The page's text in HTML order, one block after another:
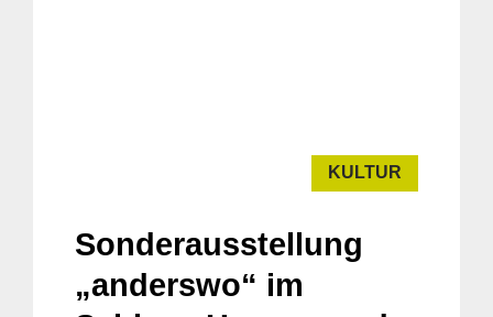
KULTUR
Sonderausstellung
„anderswo“ im